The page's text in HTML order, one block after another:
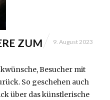
ZUM
9. August 2023
Besucher mit
So geschehen auch
über das künstlerische